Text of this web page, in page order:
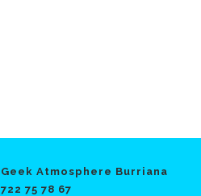
Geek Atmosphere Burriana
722 75 78 67